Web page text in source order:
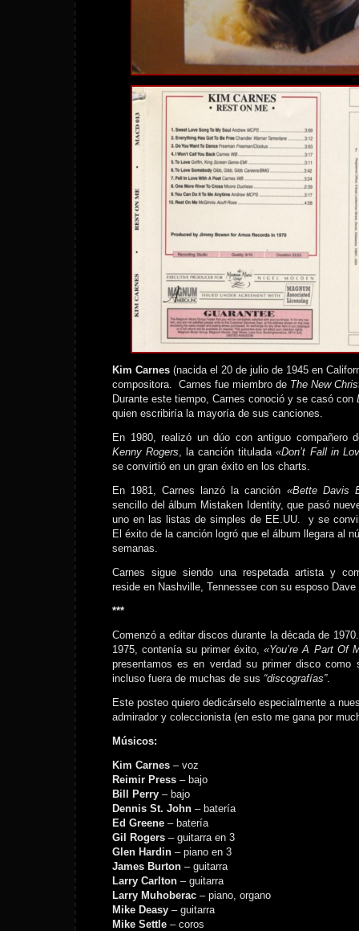
Kim Carnes (nacida el 20 de julio de 1945 en
compositora. Carnes fue miembro de The New
Durante este tiempo, Carnes conoció y se casó con
quien escribiría la mayoría de sus canciones.
En 1980, realizó un dúo con antiguo compañero
Kenny Rogers, la canción titulada«Don’t Fall in
se convirtió en un gran éxito en los charts.
En 1981, Carnes lanzó la canción «Bette Davis
sencillo del álbum Mistaken Identity, que pasó
uno en las listas de simples de EE.UU. y se
El éxito de la canción logró que el álbum llegara al
semanas.
Carnes sigue siendo una respetada artista y
reside en Nashville, Tennessee con su esposo
***
Comenzó a editar discos durante la década de
1975, contenía su primer éxito,«You’re A Part Of
presentamos es en verdad su primer disco como
incluso fuera de muchas de sus “discografías”.
Este posteo quiero dedicárselo especialmente a
admirador y coleccionista (en esto me gana por
Músicos:
Kim Carnes – voz
Reimir Press – bajo
Bill Perry – bajo
Dennis St. John – batería
Ed Greene – batería
Gil Rogers – guitarra en 3
Glen Hardin – piano en 3
James Burton – guitarra
Larry Carlton – guitarra
Larry Muhoberac – piano, organo
Mike Deasy – guitarra
Mike Settle – coros